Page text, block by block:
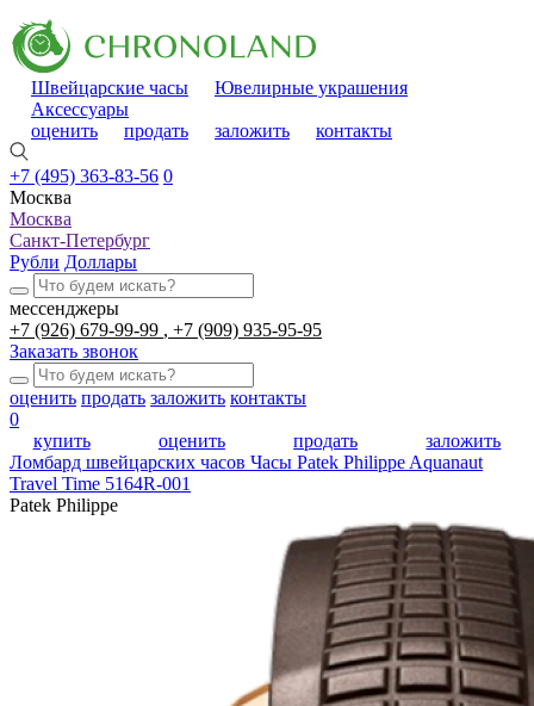
Швейцарские часы
Ювелирные украшения
Аксессуары
оценить
продать заложить контакты
+7 (495) 363-83-56 0
Москва
Москва
Санкт-Петербург
Рубли Доллары
мессенджеры
+7 (926) 679-99-99
+7 (909) 935-95-95
Заказать звонок
оценить продать заложить контакты
0
купить
оценить продать
заложить
Ломбард швейцарских часов Часы Patek Philippe Aquanaut
Travel Time 5164R-001
Patek Philippe